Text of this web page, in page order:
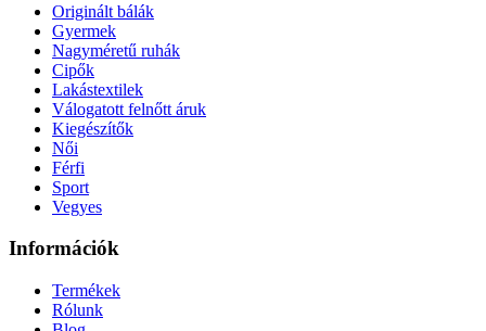
Originált bálák
Gyermek
Nagyméretű ruhák
Cipők
Lakástextilek
Válogatott felnőtt áruk
Kiegészítők
Női
Férfi
Sport
Vegyes
Információk
Termékek
Rólunk